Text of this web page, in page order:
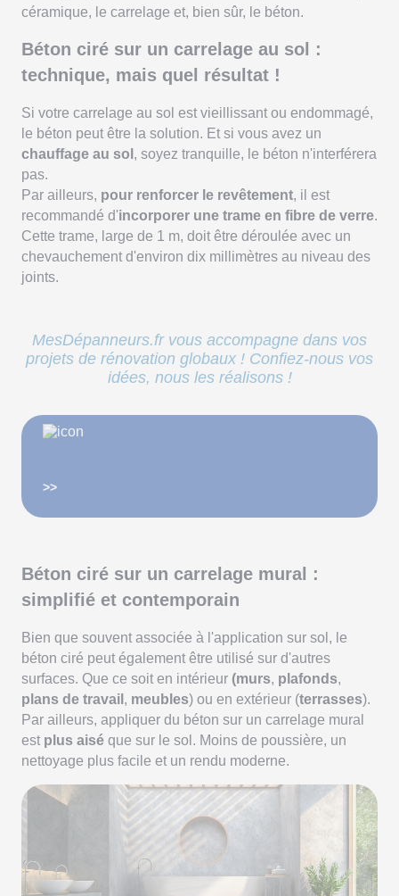
céramique, le carrelage et, bien sûr, le béton.
Béton ciré sur un carrelage au sol :
technique, mais quel résultat !
Si votre carrelage au sol est vieillissant ou endommagé,
le béton peut être la solution. Et si vous avez un
chauffage au sol , soyez tranquille, le béton n'interférera
pas.
Par ailleurs, pour renforcer le revêtement, il est
recommandé d'incorporer une trame en fibre de verre.
Cette trame, large de 1 m, doit être déroulée avec un
chevauchement d'environ dix millimètres au niveau des
joints.
MesDépanneurs.fr vous accompagne dans vos
projets de rénovation globaux ! Confiez-nous vos
idées, nous les réalisons !
>>
Béton ciré sur un carrelage mural :
simplifié et contemporain
Bien que souvent associée à l'application sur sol, le
béton ciré peut également être utilisé sur d'autres
surfaces. Que ce soit en intérieur (murs, plafonds,
plans de travail , meubles) ou en extérieur (terrasses).
Par ailleurs, appliquer du béton sur un carrelage mural
est plus aisé que sur le sol. Moins de poussière, un
nettoyage plus facile et un rendu moderne.